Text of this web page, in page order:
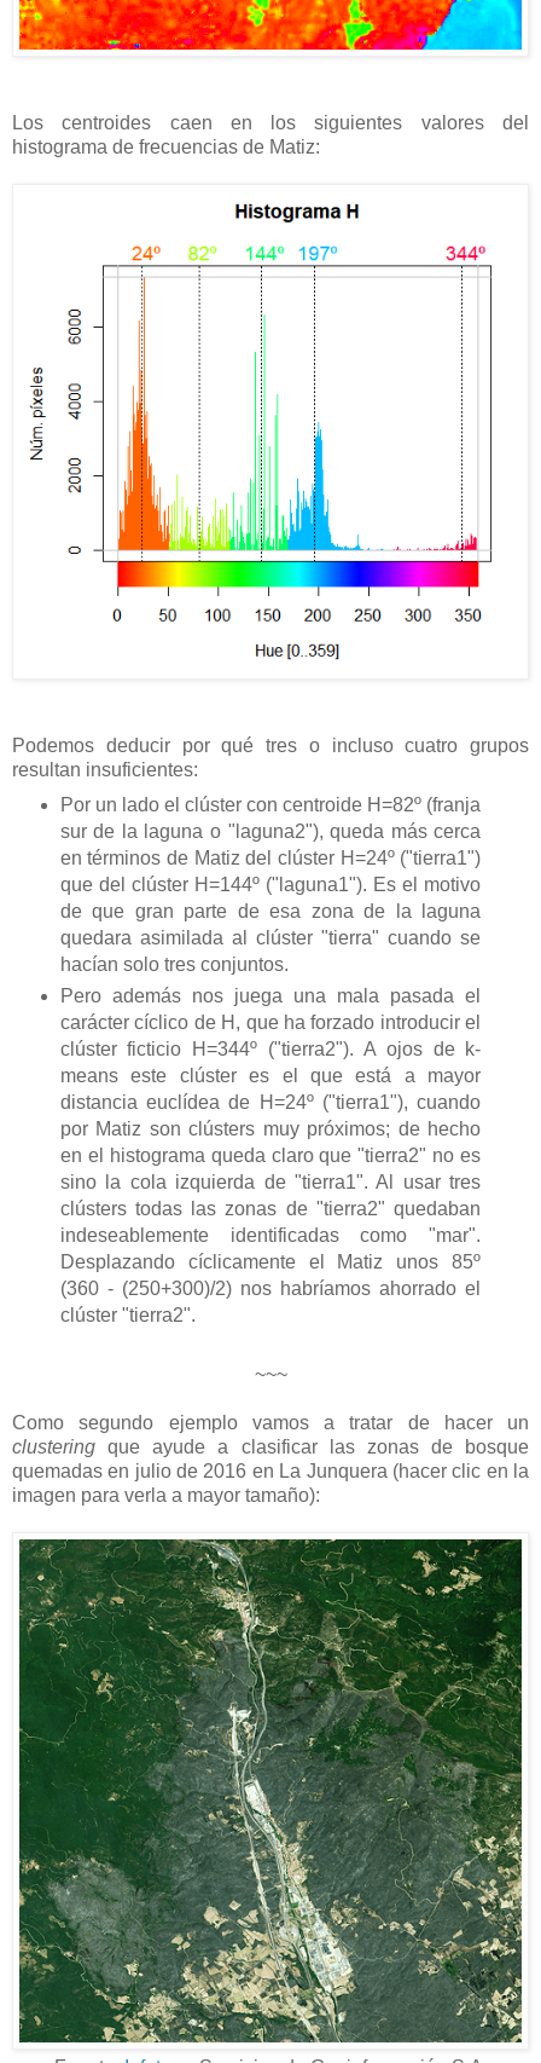
Los centroides caen en los siguientes valores del
histograma de frecuencias de Matiz:
Podemos deducir por qué tres o incluso cuatro grupos
resultan insuficientes:
Por un lado el clúster con centroide H=82º (franja
sur de la laguna o "laguna2"), queda más cerca
en términos de Matiz del clúster H=24º ("tierra1")
que del clúster H=144º ("laguna1"). Es el motivo
de que gran parte de esa zona de la laguna
quedara asimilada al clúster "tierra" cuando se
hacían solo tres conjuntos.
Pero además nos juega una mala pasada el
carácter cíclico de H, que ha forzado introducir el
clúster ficticio H=344º ("tierra2"). A ojos de k-
means este clúster es el que está a mayor
distancia euclídea de H=24º ("tierra1"), cuando
por Matiz son clústers muy próximos; de hecho
en el histograma queda claro que "tierra2" no es
sino la cola izquierda de "tierra1". Al usar tres
clústers todas las zonas de "tierra2" quedaban
indeseablemente identificadas como "mar".
Desplazando cíclicamente el Matiz unos 85º
(360 - (250+300)/2) nos habríamos ahorrado el
clúster "tierra2".
~~~
Como segundo ejemplo vamos a tratar de hacer un
clustering que ayude a clasificar las zonas de bosque
quemadas en julio de 2016 en La Junquera (hacer clic en la
imagen para verla a mayor tamaño):